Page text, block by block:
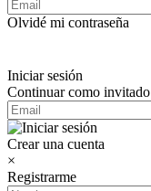
Olvidé mi contraseña
Iniciar sesión
Continuar como invitado
Crear una cuenta
×
Registrarme